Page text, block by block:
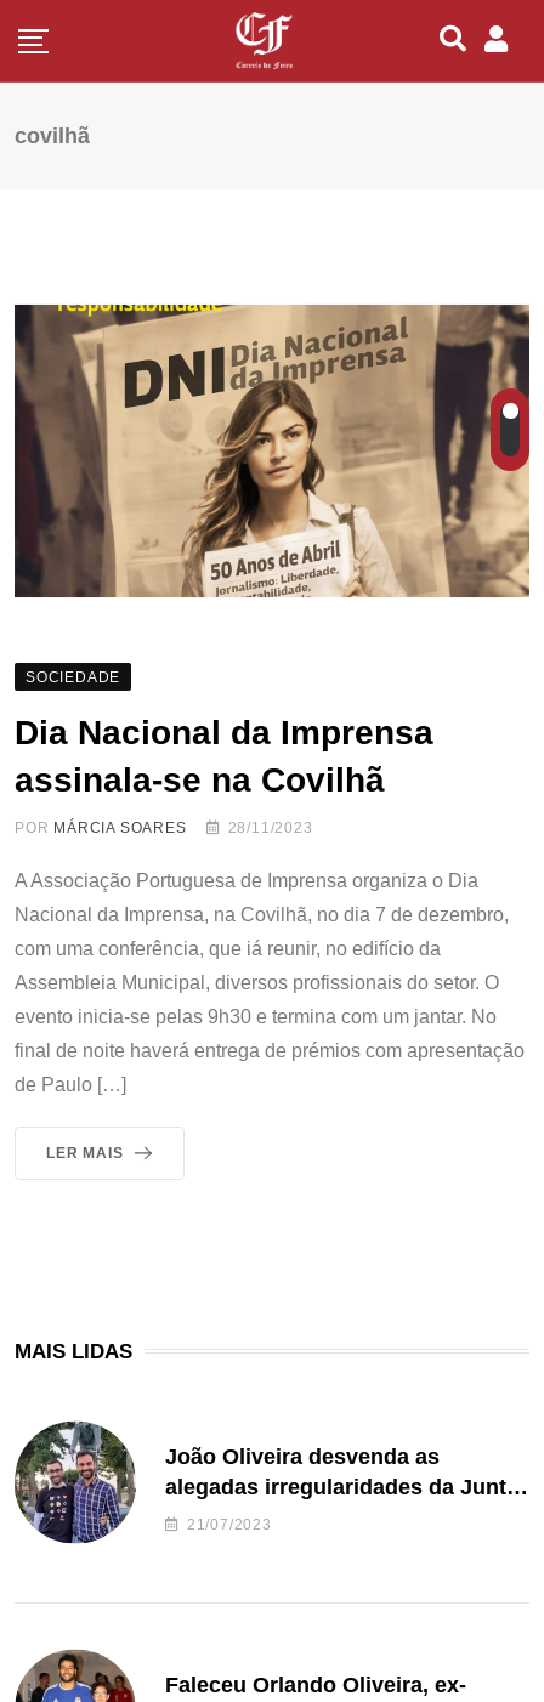
covilhã
SOCIEDADE
Dia Nacional da Imprensa
assinala-se na Covilhã
POR MÁRCIA SOARES 28/11/2023
A Associação Portuguesa de Imprensa organiza o Dia
Nacional da Imprensa, na Covilhã, no dia 7 de dezembro,
com uma conferência, que iá reunir, no edifício da
Assembleia Municipal, diversos profissionais do setor. O
evento inicia-se pelas 9h30 e termina com um jantar. No
final de noite haverá entrega de prémios com apresentação
de Paulo […]
LER MAIS
MAIS LIDAS
João Oliveira desvenda as
alegadas irregularidades da Junta
de Freguesia S. João de Ver
21/07/2023
Faleceu Orlando Oliveira, ex-